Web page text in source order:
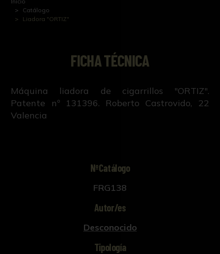
Catálogo
Liadora "ORTIZ"
FICHA TÉCNICA
Máquina liadora de cigarrillos "ORTIZ".
Patente nº 131396. Roberto Castrovido, 22
Valencia
NºCatálogo
FRG138
Autor/es
Desconocido
Tipología